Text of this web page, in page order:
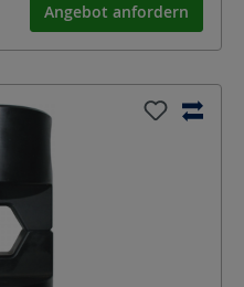
Angebot anfordern